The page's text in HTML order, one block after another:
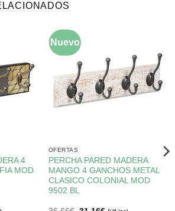
4
MOD
-15%
Nuevo
OFERTAS
PERCHA PARED MADERA
MANGO 4 GANCHOS METAL
CLASICO COLONIAL MOD
9502 BL